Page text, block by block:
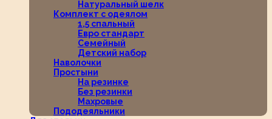
Натуральный шелк
Комплект с одеялом
1,5 спальный
Евро стандарт
Семейный
Детский набор
Наволочки
Простыни
На резинке
Без резинки
Махровые
Пододеяльники